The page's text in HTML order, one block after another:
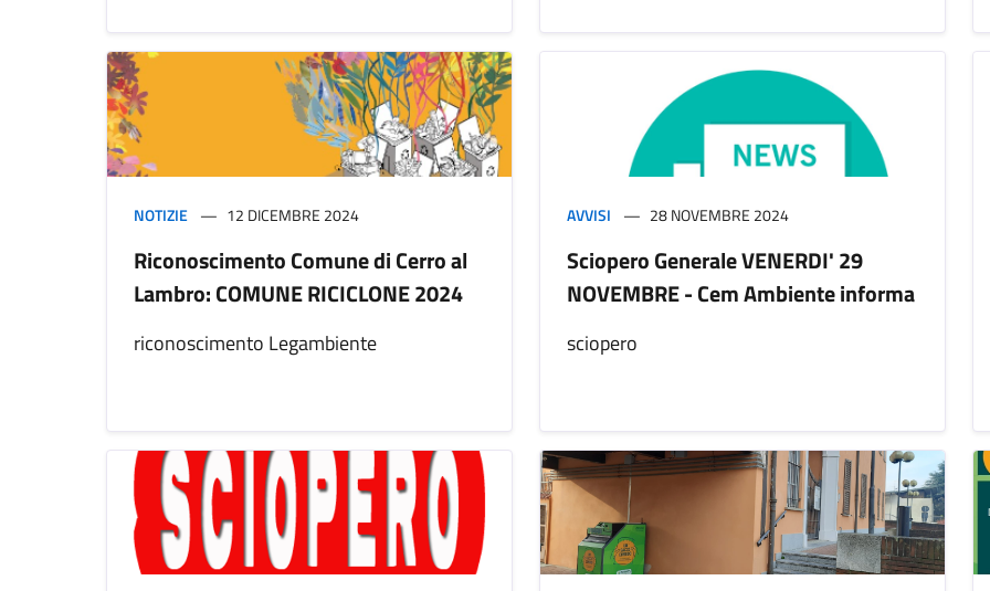
NOTIZIE 12 DICEMBRE 2024
Riconoscimento Comune di Cerro al
Lambro: COMUNE RICICLONE 2024
riconoscimento Legambiente
AVVISI 28 NOVEMBRE 2024
Sciopero Generale VENERDI' 29
NOVEMBRE - Cem Ambiente informa
sciopero